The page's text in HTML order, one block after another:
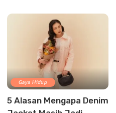
Gaya Hidup
5 Alasan Mengapa Denim